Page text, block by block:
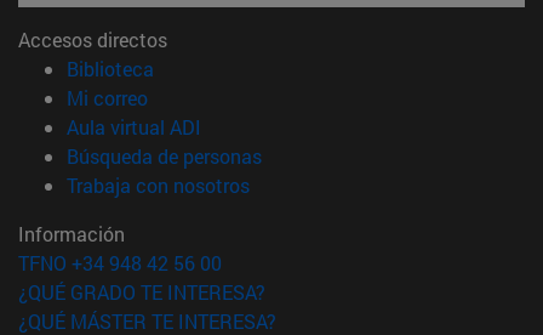
Accesos directos
Biblioteca
Mi correo(abre en nueva ventana)
Aula virtual ADI
Búsqueda de personas(abre en nueva ventana)
Trabaja con nosotros(abre en nueva ventana)
Información
TFNO +34 948 42 56 00
¿QUÉ GRADO TE INTERESA?
¿QUÉ MÁSTER TE INTERESA?